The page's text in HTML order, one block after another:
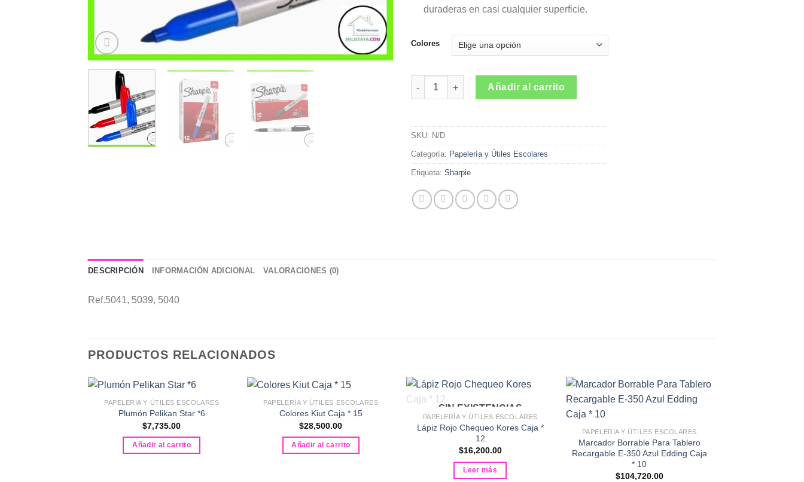
duraderas en casi cualquier superficie.
Colores
Marcador permanente Sharpie Fine Caja *12 cantidad
Añadir al carrito
SKU: N/D
Categoría: Papelería y Útiles Escolares
Etiqueta: Sharpie
DESCRIPCIÓN INFORMACIÓN ADICIONAL VALORACIONES (0)
Ref.5041, 5039, 5040
PRODUCTOS RELACIONADOS
PAPELERÍA Y ÚTILES ESCOLARES
Plumón Pelikan Star *6
$7,735.00
Añadir al carrito
PAPELERÍA Y ÚTILES ESCOLARES
Colores Kiut Caja * 15
$28,500.00
Añadir al carrito
SIN EXISTENCIAS
PAPELERÍA Y ÚTILES ESCOLARES
Lápiz Rojo Chequeo Kores Caja *
12
$16,200.00
Leer más
PAPELERÍA Y ÚTILES ESCOLARES
Marcador Borrable Para Tablero
Recargable E-350 Azul Edding Caja
* 10
$104,720.00